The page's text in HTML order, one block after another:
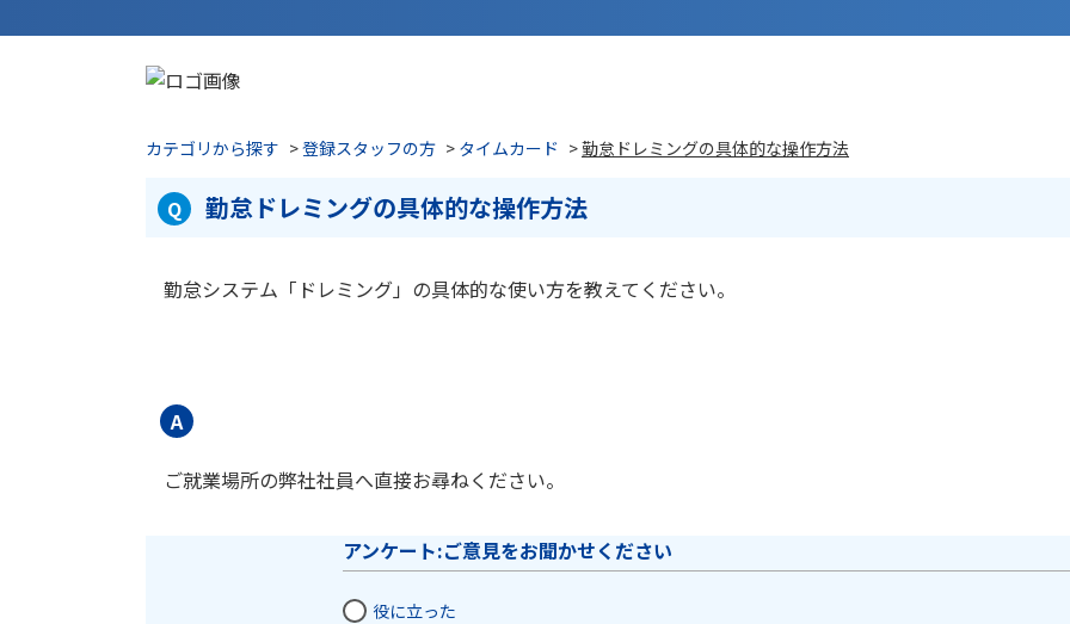
カテゴリから探す >登録スタッフの方 > タイムカード >勤怠ドレミングの具体的な操作方法
勤怠ドレミングの具体的な操作方法
勤怠システム「ドレミング」の具体的な使い方を教えてください。
ご就業場所の弊社社員へ直接お尋ねください。
アンケート:ご意見をお聞かせください
役に立った